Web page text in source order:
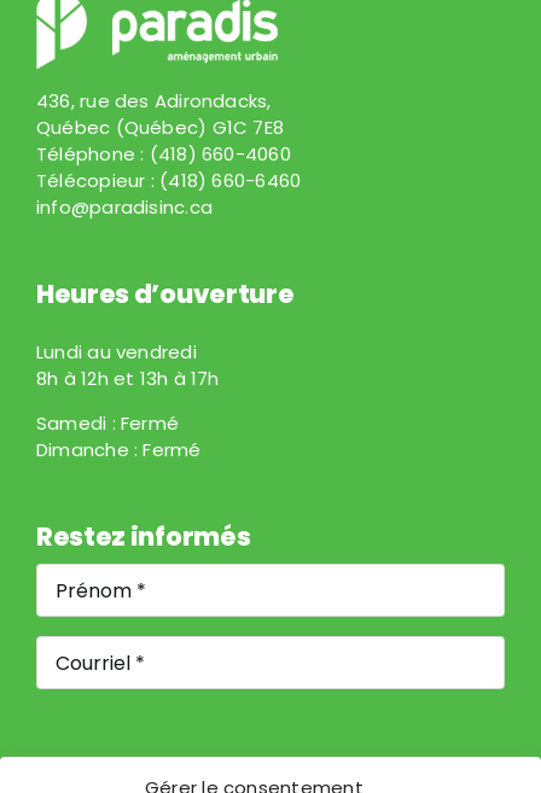
Gérer le consentement
436, rue des Adirondacks,
Québec (Québec) G1C 7E8
Téléphone : (418) 660-4060
Télécopieur : (418) 660-6460
info@paradisinc.ca
Heures d’ouverture
Lundi au vendredi
8h à 12h et 13h à 17h
Samedi : Fermé
Dimanche : Fermé
Restez informés
Prénom
Courriel *